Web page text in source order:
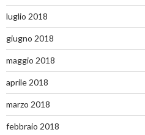
luglio 2018
giugno 2018
maggio 2018
aprile 2018
marzo 2018
febbraio 2018